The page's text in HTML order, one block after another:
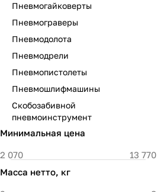
Пневмогайковерты
Пневмограверы
Пневмодолота
Пневмодрели
Пневмопистолеты
Пневмошлифмашины
Скобозабивной
пневмоинструмент
Минимальная цена
Масса нетто, кг